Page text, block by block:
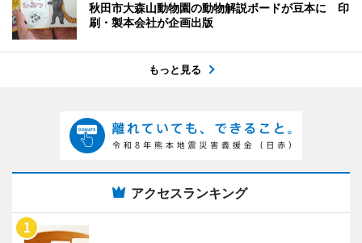
秋田市大森山動物園の動物解説ボードが豆本に 印
刷・製本会社が企画出版
もっと見る
アクセスランキング